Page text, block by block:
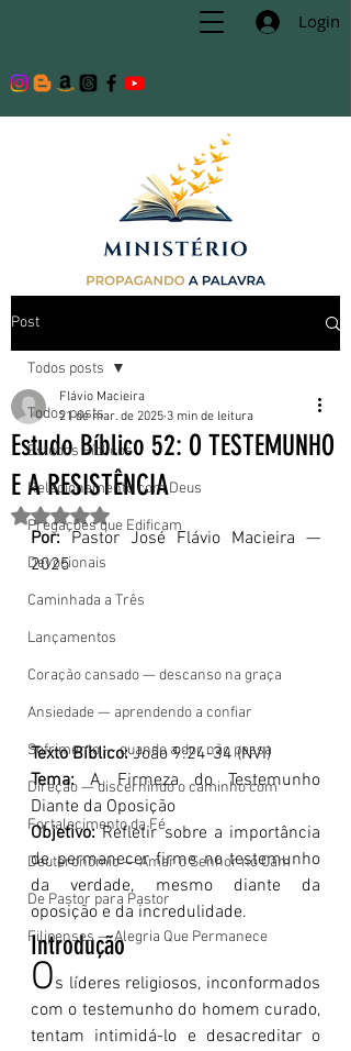
Login
Post
Todos posts
Estudos Bíblicos
Relacionamento com Deus
Pregações que Edificam
Devocionais
Caminhada a Três
Lançamentos
Coração cansado — descanso na graça
Ansiedade — aprendendo a confiar
Sofrimento — quando a dor não passa
Direção — discernindo o caminho com
Fortalecimento da Fé
Deuteronômio — Amar o Senhor no Cam
De Pastor para Pastor
Filipenses — Alegria Que Permanece
Todos posts
Estudo Bíblico 52: O TESTEMUNHO
E A RESISTÊNCIA
Flávio Macieira
21 de mar. de 2025 3 min de leitura
Avaliado com NaN de 5 estrelas.
Por: Pastor José Flávio Macieira —
2025
Texto Bíblico: João 9:24-34 (NVI)
Tema: A Firmeza do Testemunho
Diante da Oposição
Objetivo: Refletir sobre a importância
de permanecer firme no testemunho
da verdade, mesmo diante da
oposição e da incredulidade.
Introdução
Os líderes religiosos, inconformados
com o testemunho do homem curado,
tentam intimidá-lo e desacreditar o